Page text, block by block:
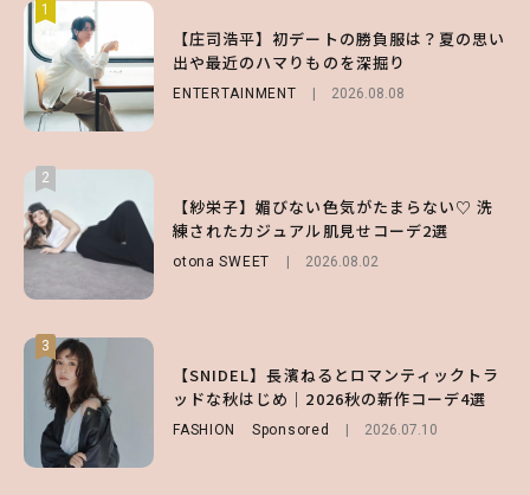
1
【庄司浩平】初デートの勝負服は？夏の思い
出や最近のハマりものを深掘り
ENTERTAINMENT 2026.08.08
2
【紗栄子】媚びない色気がたまらない♡ 洗
練されたカジュアル肌見せコーデ2選
otona SWEET 2026.08.02
3
【SNIDEL】長濱ねるとロマンティックトラ
ッドな秋はじめ｜2026秋の新作コーデ4選
FASHION Sponsored 2026.07.10
1
【ハローキティ】がスシローと初コラボ♡
第1弾の気になるメニュー＆限定グッズを総
チェック！
2026.07.31
2
【大原優乃】夏メイクはプレイフルに！ドキ
ッとしちゃう色っぽ“うるみ目”のつくり方
BEAUTY 2026.08.01
3
【森香澄】理想のスタイルはどう作る？体型
キープの秘訣や夏の過ごし方など独占インタ
ビュー！
ENTERTAINMENT 2026.07.31
1
【SNIDEL】長濱ねるとロマンティックトラ
ッドな秋はじめ｜2026秋の新作コーデ4選
FASHION Sponsored 2026.07.10
2
【付録】総柄ハローキティが可愛すぎ♡ 紀
ノ国屋コラボの“優秀保冷バッグ”は夏の強
い味方！【オトナミューズ9月号増刊】
2026.07.12
3
【谷まりあ】夏は“シアースカート”でさり
げなく肌見せ！透け感のニュアンスを楽しめ
るマストハブアイテム4選